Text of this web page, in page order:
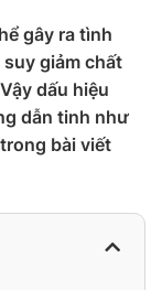
gây ra tình
giảm chất
dấu hiệu
dẫn tinh như
bài viết